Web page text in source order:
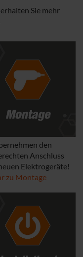
Sie mehr
den
Anschluss
Elektrogeräte!
zu Montage